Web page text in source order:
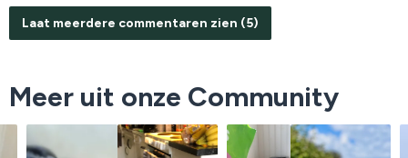
Laat meerdere commentaren zien (5)
Meer uit onze Community